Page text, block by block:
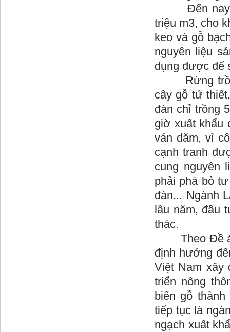
Đến nay,
triệu m3, cho
keo và gỗ
nguyên liệu
dụng được để
Rừng trồng
cây gỗ tứ
đàn chỉ trồng
giờ xuất khẩu
ván dăm, vì
cạnh tranh
cung nguyên
phải phá bỏ
đàn... Ngành
lâu năm, đầu
thác.
Theo Đề án
định hướng
Việt Nam xây
triển nông
biến gỗ
tiếp tục là
ngạch xuất